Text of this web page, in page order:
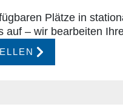
Plätze in
– wir bearbeiten